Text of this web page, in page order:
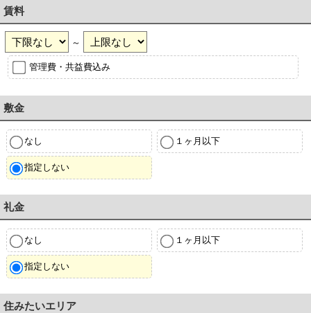
賃料
～
管理費・共益費込み
敷金
なし １ヶ月以下
指定しない
礼金
なし １ヶ月以下
指定しない
住みたいエリア